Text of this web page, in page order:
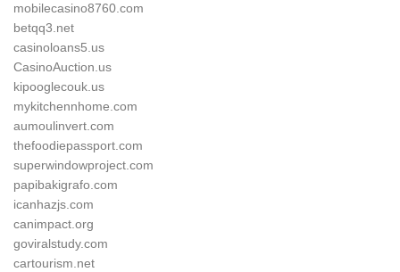
mobilecasino8760.com
betqq3.net
casinoloans5.us
CasinoAuction.us
kipooglecouk.us
mykitchennhome.com
aumoulinvert.com
thefoodiepassport.com
superwindowproject.com
papibakigrafo.com
icanhazjs.com
canimpact.org
goviralstudy.com
cartourism.net